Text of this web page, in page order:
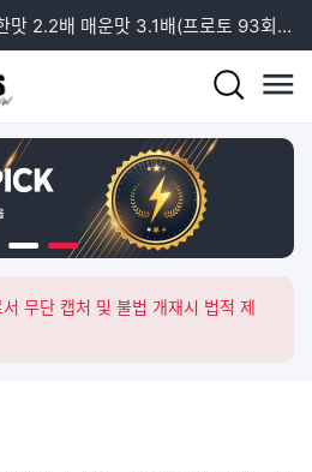
[천기누설픽] 순한맛 2.2배 매운맛 3.1배(프로토 93회차 일요일)
[프리미엄픽] 프로토 88회차 엘리테세리엔 + 챔피언스리그 예선 분석
츠토토 승무패 43회차 14경기 분석
무단 캡처 및 불법 개재시 법적 제